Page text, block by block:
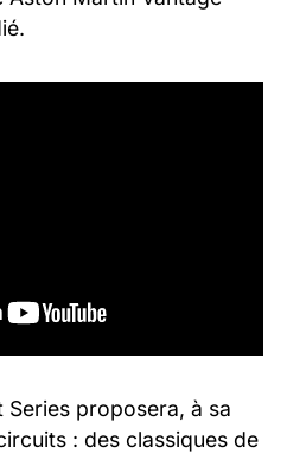
proposera, à sa
: des classiques de